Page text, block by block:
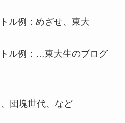
ル例：めざせ、東大
ル例：…東大生のブログ
団塊世代、など